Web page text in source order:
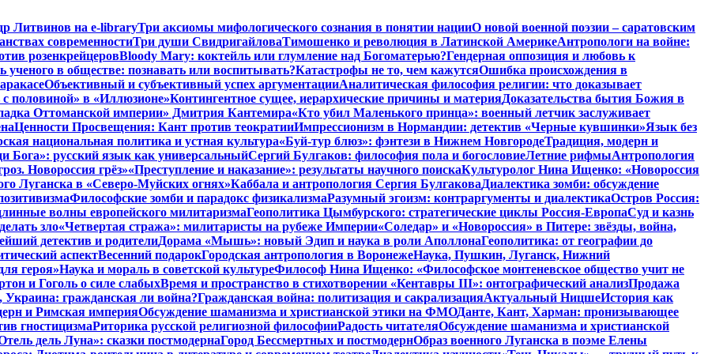
Литвинов на e-libraryТри аксиомы мифологического сознания в понятии нацииО новой военной поэзии – саратовским
современностиТри души СвидригайловаТимошенко и революция в Латинской АмерикеАнтропологи на войне:
розенкрейцеровBloody Mary: коктейль или глумление над Богоматерью?Гендерная оппозиция и любовь к
ученого в обществе: познавать или воспитывать?Катастрофы не то, чем кажутсяОшибка происхождения в
Объективный и субъективный успех аргументацииАналитическая философия религии: что доказывает
половиной» в «Иллюзионе»Контингентное сущее, иерархические причины и материяДоказательства бытия Божия в
Оттоманской империи» Дмитрия Кантемира«Кто убил Маленького принца»: военный летчик заслуживает
Ценности Просвещения: Кант против теократииИмпрессионизм в Нормандии: детектив «Черные кувшинки»Язык без
национальная политика и устная культура«Буй-тур блюз»: фэнтези в Нижнем НовгородеТрадиция, модерн и
Бога»: русский язык как универсальныйСергий Булгаков: философия пола и богословиеЛетние рифмыАнтропология
Новороссия грёз»«Преступление и наказание»: результаты научного поискаКультуролог Нина Ищенко: «Новороссия
Луганска в «Северо-Муйских огнях»Каббала и антропология Сергия БулгаковаДиалектика зомби: обсуждение
Философские зомби и парадокс физикализмаРазумный эгоизм: контраргументы и диалектикаОстров Россия:
волны европейского милитаризмаГеополитика Цымбурского: стратегические циклы Россия-ЕвропаСуд и казнь
зло«Четвертая стража»: милитаристы на рубеже Империи«Соледар» и «Новороссия» в Питере: звёзды, война,
детектив и родителиДорама «Мышь»: новый Эдип и наука в роли АполлонаГеополитика: от географии до
аспектВесенний подарокГородская антропология в ВоронежеНаука, Пушкин, Луганск, Нижний
героя»Наука и мораль в советской культуреФилософ Нина Ищенко: «Философское монтеневское общество учит не
и Гоголь о силе слабыхВремя и пространство в стихотворении «Кентавры III»: онтографический анализПродажа
Украина: гражданская ли война?Гражданская война: политизация и сакрализацияАктуальный НицшеИстория как
и Римская империяОбсуждение шаманизма и христианской этики на ФМОДанте, Кант, Харман: пронизывающее
гностицизмаРиторика русской религиозной философииРадость читателяОбсуждение шаманизма и христианской
дель Луна»: сказки постмодернаГород Бессмертных и постмодернОбраз военного Луганска в поэме Елены